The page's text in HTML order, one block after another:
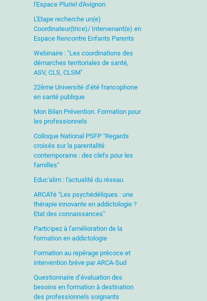
l'Espace Pluriel d'Avignon
L'Etape recherche un(e)
Coordinateur(trice)/ Intervenant(e) en
Espace Rencontre Enfants Parents
Webinaire : "Les coordinations des
démarches territoriales de santé,
ASV, CLS, CLSM"
22ème Université d’été francophone
en santé publique
Mon Bilan Prévention. Formation pour
les professionnels
Colloque National PSFP "Regards
croisés sur la parentalité
contemporaine : des clefs pour les
familles"
Educ'alim : l'actualité du réseau
ARCA'fé "Les psychédéliques : une
thérapie innovante en addictologie ?
Etat des connaissances"
Participez à l'amélioration de la
formation en addictologie
Formation au repérage précoce et
intervention brève par ARCA-Sud
Questionnaire d’évaluation des
besoins en formation à destination
des professionnels soignants